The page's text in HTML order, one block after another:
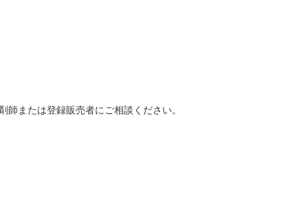
または登録販売者にご相談ください。